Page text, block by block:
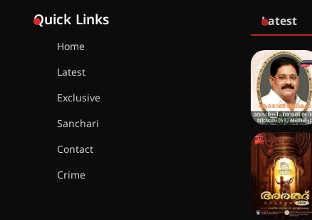
Quick Links
Home
Latest
Exclusive
Sanchari
Contact
Crime
Latest